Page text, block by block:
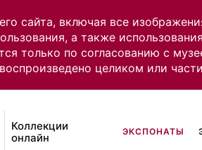
сайта, включая все
а также
только по согласованию с
целиком или
Коллекции
онлайн
ЭКСПОНАТЫ